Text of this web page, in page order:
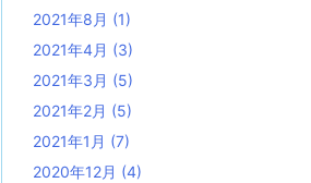
2021年8月 (1)
2021年4月 (3)
2021年3月 (5)
2021年2月 (5)
2021年1月 (7)
2020年12月 (4)